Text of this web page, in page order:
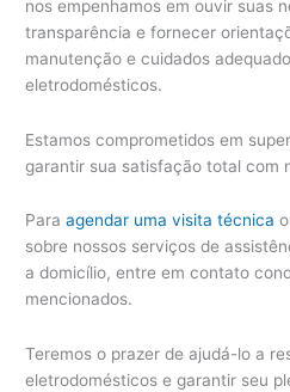
nos empenhamos em ouvir suas
transparência e fornecer
manutenção e cuidados
eletrodomésticos.
Estamos comprometidos em
garantir sua satisfação total com
Paraagendar uma visita técnica
sobre nossos serviços de
a domicílio, entre em contato
mencionados.
Teremos o prazer de ajudá-lo a
eletrodomésticos e garantir seu